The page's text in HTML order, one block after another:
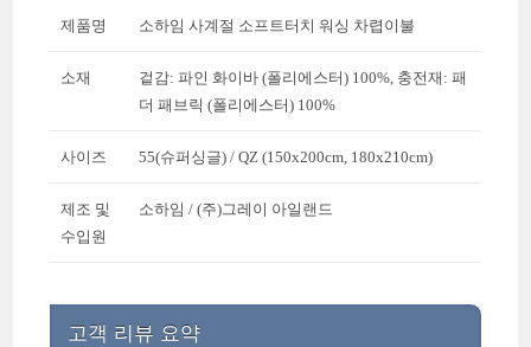
제품명 소하임 사계절 소프트터치 워싱 차렵이불
소재
겉감: 파인 화이바 (폴리에스터) 100%, 충전재: 패
더 패브릭 (폴리에스터) 100%
사이즈 55(슈퍼싱글) / QZ (150x200cm, 180x210cm)
제조 및
수입원
소하임 / (주)그레이 아일랜드
고객 리뷰 요약